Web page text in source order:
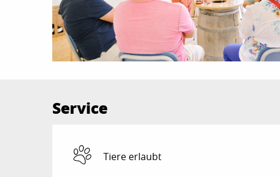
Service
Tiere erlaubt